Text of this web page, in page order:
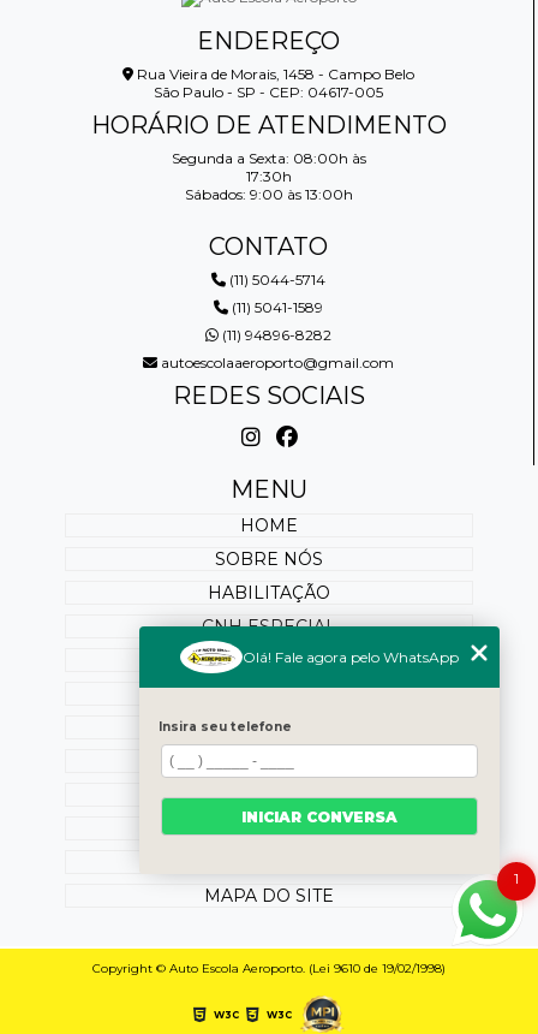
ENDEREÇO
Rua Vieira de Morais, 1458 - Campo Belo
São Paulo - SP - CEP: 04617-005
HORÁRIO DE ATENDIMENTO
Segunda a Sexta: 08:00h às
17:30h
Sábados: 9:00 às 13:00h
CONTATO
(11) 5044-5714
(11) 5041-1589
(11) 94896-8282
autoescolaaeroporto@gmail.com
REDES SOCIAIS
MENU
HOME
SOBRE NÓS
HABILITAÇÃO
CNH ESPECIAL
REABILITAÇÃO
PONTUAÇÃO
SERVIÇOS ONLINE
BLOG
OUTROS SERVIÇOS
CONTATO
MAPA DO SITE
Copyright © Auto Escola Aeroporto. (Lei 9610 de 19/02/1998)
W3C W3C
1
Olá! Fale agora pelo WhatsApp
Insira seu telefone
INICIAR CONVERSA